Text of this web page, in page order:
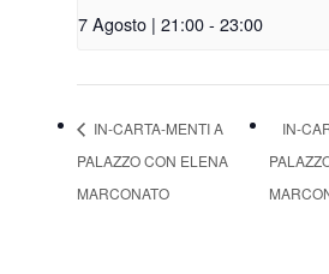
7 Agosto | 21:00- 23:00
IN-CARTA-MENTI A
PALAZZO CON ELENA
MARCONATO
IN-